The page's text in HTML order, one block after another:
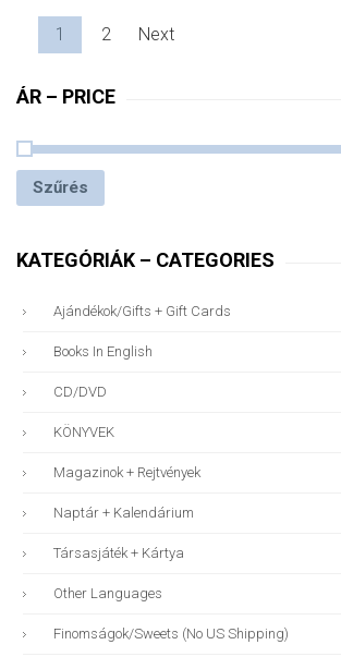
1 2 Next
ÁR – PRICE
Szűrés
KATEGÓRIÁK – CATEGORIES
Ajándékok/gifts + Gift Cards
Books In English
CD/DVD
KÖNYVEK
Magazinok + Rejtvények
Naptár + Kalendárium
Társasjáték + Kártya
Other Languages
Finomságok/sweets (no US Shipping)